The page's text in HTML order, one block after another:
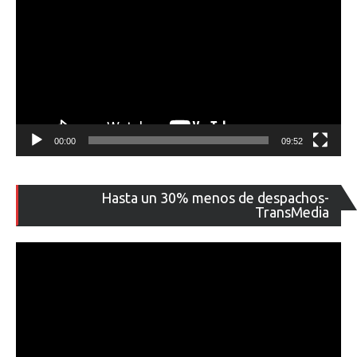
00:00 09:52
Hasta un 30% menos de despachos-
TransMedia
de